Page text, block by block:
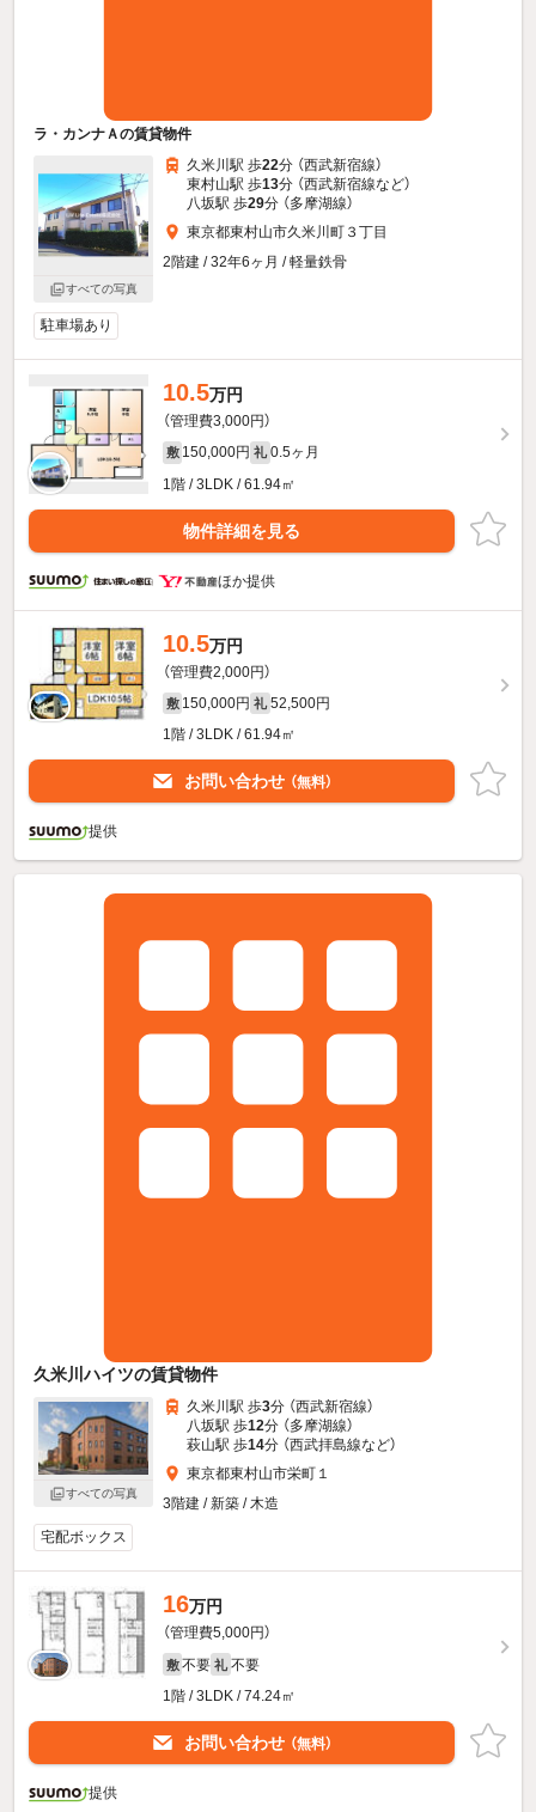
ラ・カンナＡの賃貸物件
すべての写真
久米川駅 歩22分 （西武新宿線）
東村山駅 歩13分 （西武新宿線など）
八坂駅 歩29分 （多摩湖線）
東京都東村山市久米川町３丁目
2階建 / 32年6ヶ月 / 軽量鉄骨
駐車場あり
10.5万円
（管理費3,000円）
敷 150,000円 礼 0.5ヶ月
1階 / 3LDK / 61.94㎡
物件詳細を見る
ほか提供
10.5万円
（管理費2,000円）
敷 150,000円 礼 52,500円
1階 / 3LDK / 61.94㎡
お問い合わせ （無料）
提供
久米川ハイツの賃貸物件
すべての写真
久米川駅 歩3分 （西武新宿線）
八坂駅 歩12分 （多摩湖線）
萩山駅 歩14分 （西武拝島線など）
東京都東村山市栄町１
3階建 / 新築 / 木造
宅配ボックス
16万円
（管理費5,000円）
敷 不要 礼 不要
1階 / 3LDK / 74.24㎡
お問い合わせ （無料）
提供